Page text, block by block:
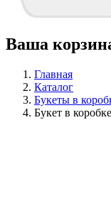
Ваша
Главная
Каталог
Букеты в
Букет в